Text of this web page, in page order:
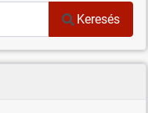
Keresés